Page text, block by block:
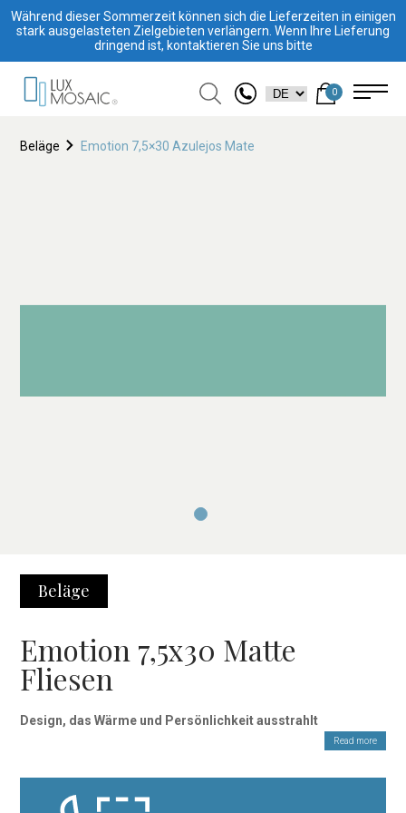
Während dieser Sommerzeit können sich die Lieferzeiten in einigen
stark ausgelasteten Zielgebieten verlängern. Wenn Ihre Lieferung
dringend ist, kontaktieren Sie uns bitte
0
Beläge Emotion 7,5×30 Azulejos Mate
Beläge
Emotion 7,5x30 Matte
Fliesen
Design, das Wärme und Persönlichkeit ausstrahlt
Wandverkleidung mit handwerklichem Charakter – ideal zur
Gestaltung von Wänden in Küchen, Bädern oder dekorativen
Read more